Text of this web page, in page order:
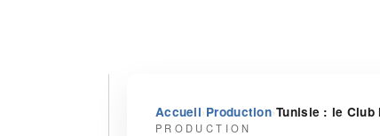
Accueil›Production›Tunisie : le Club
PRODUCTION